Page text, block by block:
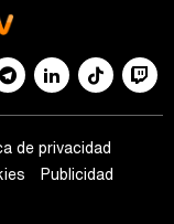
de privacidad
Publicidad